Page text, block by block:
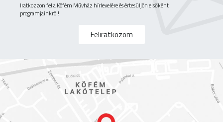
Iratkozzon fel a Köfém Művház hírlevelére és értesüljön elsőként
programjainkról!
Feliratkozom